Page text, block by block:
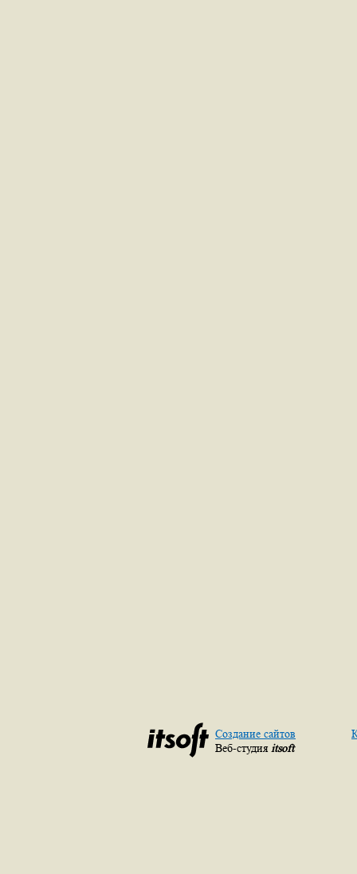
Создание сайтов
Веб-студия itsoft